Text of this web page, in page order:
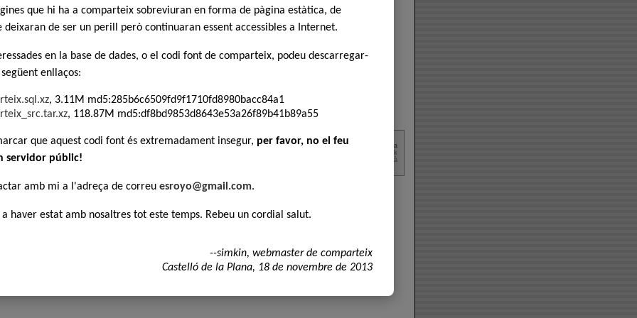
n.4]
de n'Alphacen
1
L'ús d'aquesta pàgina web implica la lectura i acceptació de la
Normativa
En línia des del 14 de desembre de 2004, per i per a la comunitat eD2k
© 2004-2011 - País Valencià
que hi ha a comparteix sobreviuran en forma de pàgina estàtica, de
deixaran de ser un perill però continuaran essent accessibles a Internet.
en la base de dades, o el codi font de comparteix, podeu descarregar-
enllaços:
, 3.11M md5:285b6c6509fd9f1710fd8980bacc84a1
, 118.87M md5:df8bd9853d8643e53a26f89b41b89a55
que aquest codi font és extremadament insegur, per favor, no el feu
servidor públic!
amb mi a l'adreça de correu esroyo@gmail.com.
haver estat amb nosaltres tot este temps. Rebeu un cordial salut.
--simkin, webmaster de comparteix
Castelló de la Plana, 18 de novembre de 2013